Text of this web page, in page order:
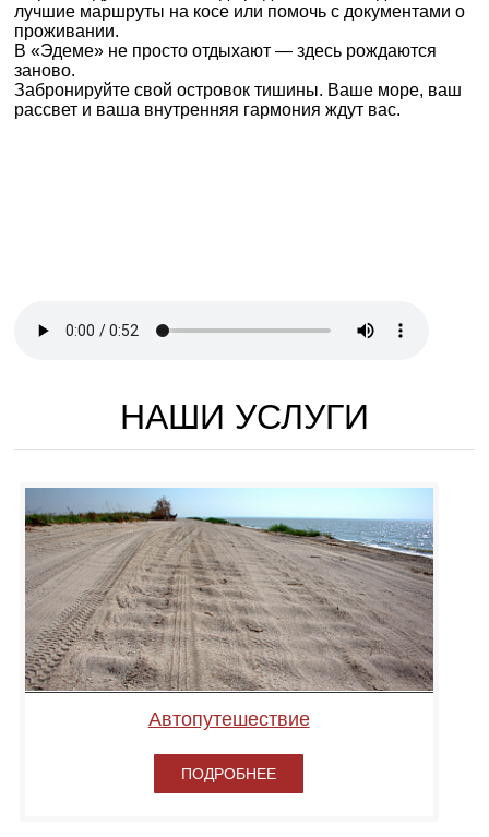
лучшие маршруты на косе или помочь с документами о
проживании.
В «Эдеме» не просто отдыхают — здесь рождаются
заново.
Забронируйте свой островок тишины. Ваше море, ваш
рассвет и ваша внутренняя гармония ждут вас.
НАШИ УСЛУГИ
Автопутешествие
ПОДРОБНЕЕ